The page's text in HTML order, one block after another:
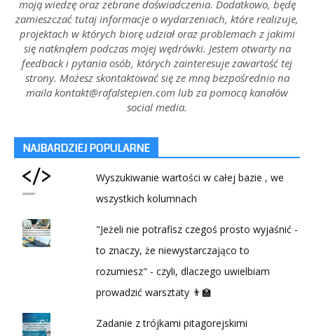
moją wiedzę oraz zebrane doświadczenia. Dodatkowo, będę
zamieszczać tutaj informacje o wydarzeniach, które realizuje,
projektach w których biorę udział oraz problemach z jakimi
się natknąłem podczas mojej wędrówki. Jestem otwarty na
feedback i pytania osób, których zainteresuje zawartość tej
strony. Możesz skontaktować się ze mną bezpośrednio na
maila kontakt@rafalstepien.com lub za pomocą kanałów
social media.
NAJBARDZIEJ POPULARNE
Wyszukiwanie wartości w całej bazie , we
wszystkich kolumnach
"Jeżeli nie potrafisz czegoś prosto wyjaśnić -
to znaczy, że niewystarczająco to
rozumiesz" - czyli, dlaczego uwielbiam
prowadzić warsztaty 👨‍🏫
Zadanie z trójkami pitagorejskimi